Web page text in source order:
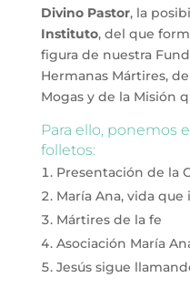
Divino Pastor, la
Instituto, del que
figura de nuestra
Hermanas Mártires,
Mogas y de la Misión
Para ello, ponemos
folletos:
Presentación de la
María Ana, vida que
Mártires de la fe
Asociación María
Jesús sigue